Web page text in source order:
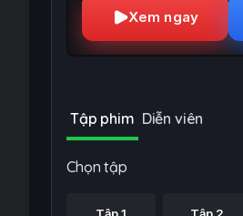
Xem ngay
Tập phim Diễn viên
Chọn tập